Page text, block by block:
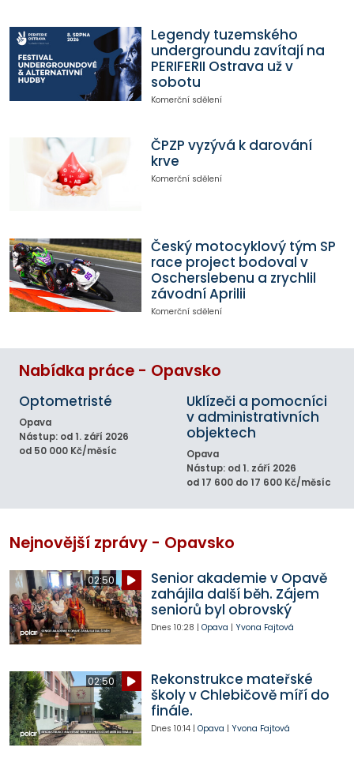
Legendy tuzemského
undergroundu zavítají na
PERIFERII Ostrava už v
sobotu
Komerční sdělení
ČPZP vyzývá k darování
krve
Komerční sdělení
Český motocyklový tým SP
race project bodoval v
Oscherslebenu a zrychlil
závodní Aprilii
Komerční sdělení
Nabídka práce - Opavsko
Optometristé
Opava
Nástup: od 1. září 2026
od 50 000 Kč/měsíc
Uklízeči a pomocníci
v administrativních
objektech
Opava
Nástup: od 1. září 2026
od 17 600 do 17 600 Kč/měsíc
Nejnovější zprávy - Opavsko
02:50
Senior akademie v Opavě
zahájila další běh. Zájem
seniorů byl obrovský
Dnes 10:28 | Opava | Yvona Fajtová
02:50
Rekonstrukce mateřské
školy v Chlebičově míří do
finále.
Dnes 10:14| Opava | Yvona Fajtová